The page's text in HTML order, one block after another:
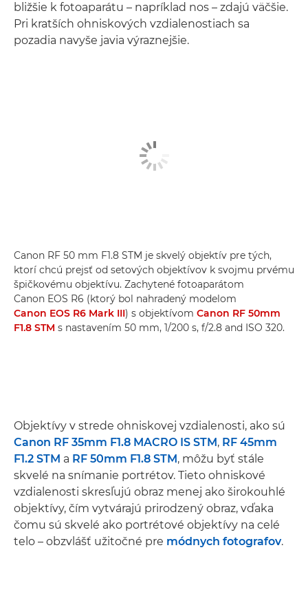
bližšie k fotoaparátu – napríklad nos – zdajú väčšie.
Pri kratších ohniskových vzdialenostiach sa
pozadia navyše javia výraznejšie.
Canon RF 50 mm F1.8 STM je skvelý objektív pre tých,
ktorí chcú prejsť od setových objektívov k svojmu prvému
špičkovému objektívu. Zachytené fotoaparátom
Canon EOS R6 (ktorý bol nahradený modelom
Canon EOS R6 Mark III) s objektívom Canon RF 50mm
F1.8 STM s nastavením 50 mm, 1/200 s, f/2.8 and ISO 320.
Objektívy v strede ohniskovej vzdialenosti, ako sú
Canon RF 35mm F1.8 MACRO IS STM, RF 45mm
F1.2 STM a RF 50mm F1.8 STM, môžu byť stále
skvelé na snímanie portrétov. Tieto ohniskové
vzdialenosti skresľujú obraz menej ako širokouhlé
objektívy, čím vytvárajú prirodzený obraz, vďaka
čomu sú skvelé ako portrétové objektívy na celé
telo – obzvlášť užitočné pre módnych fotografov.